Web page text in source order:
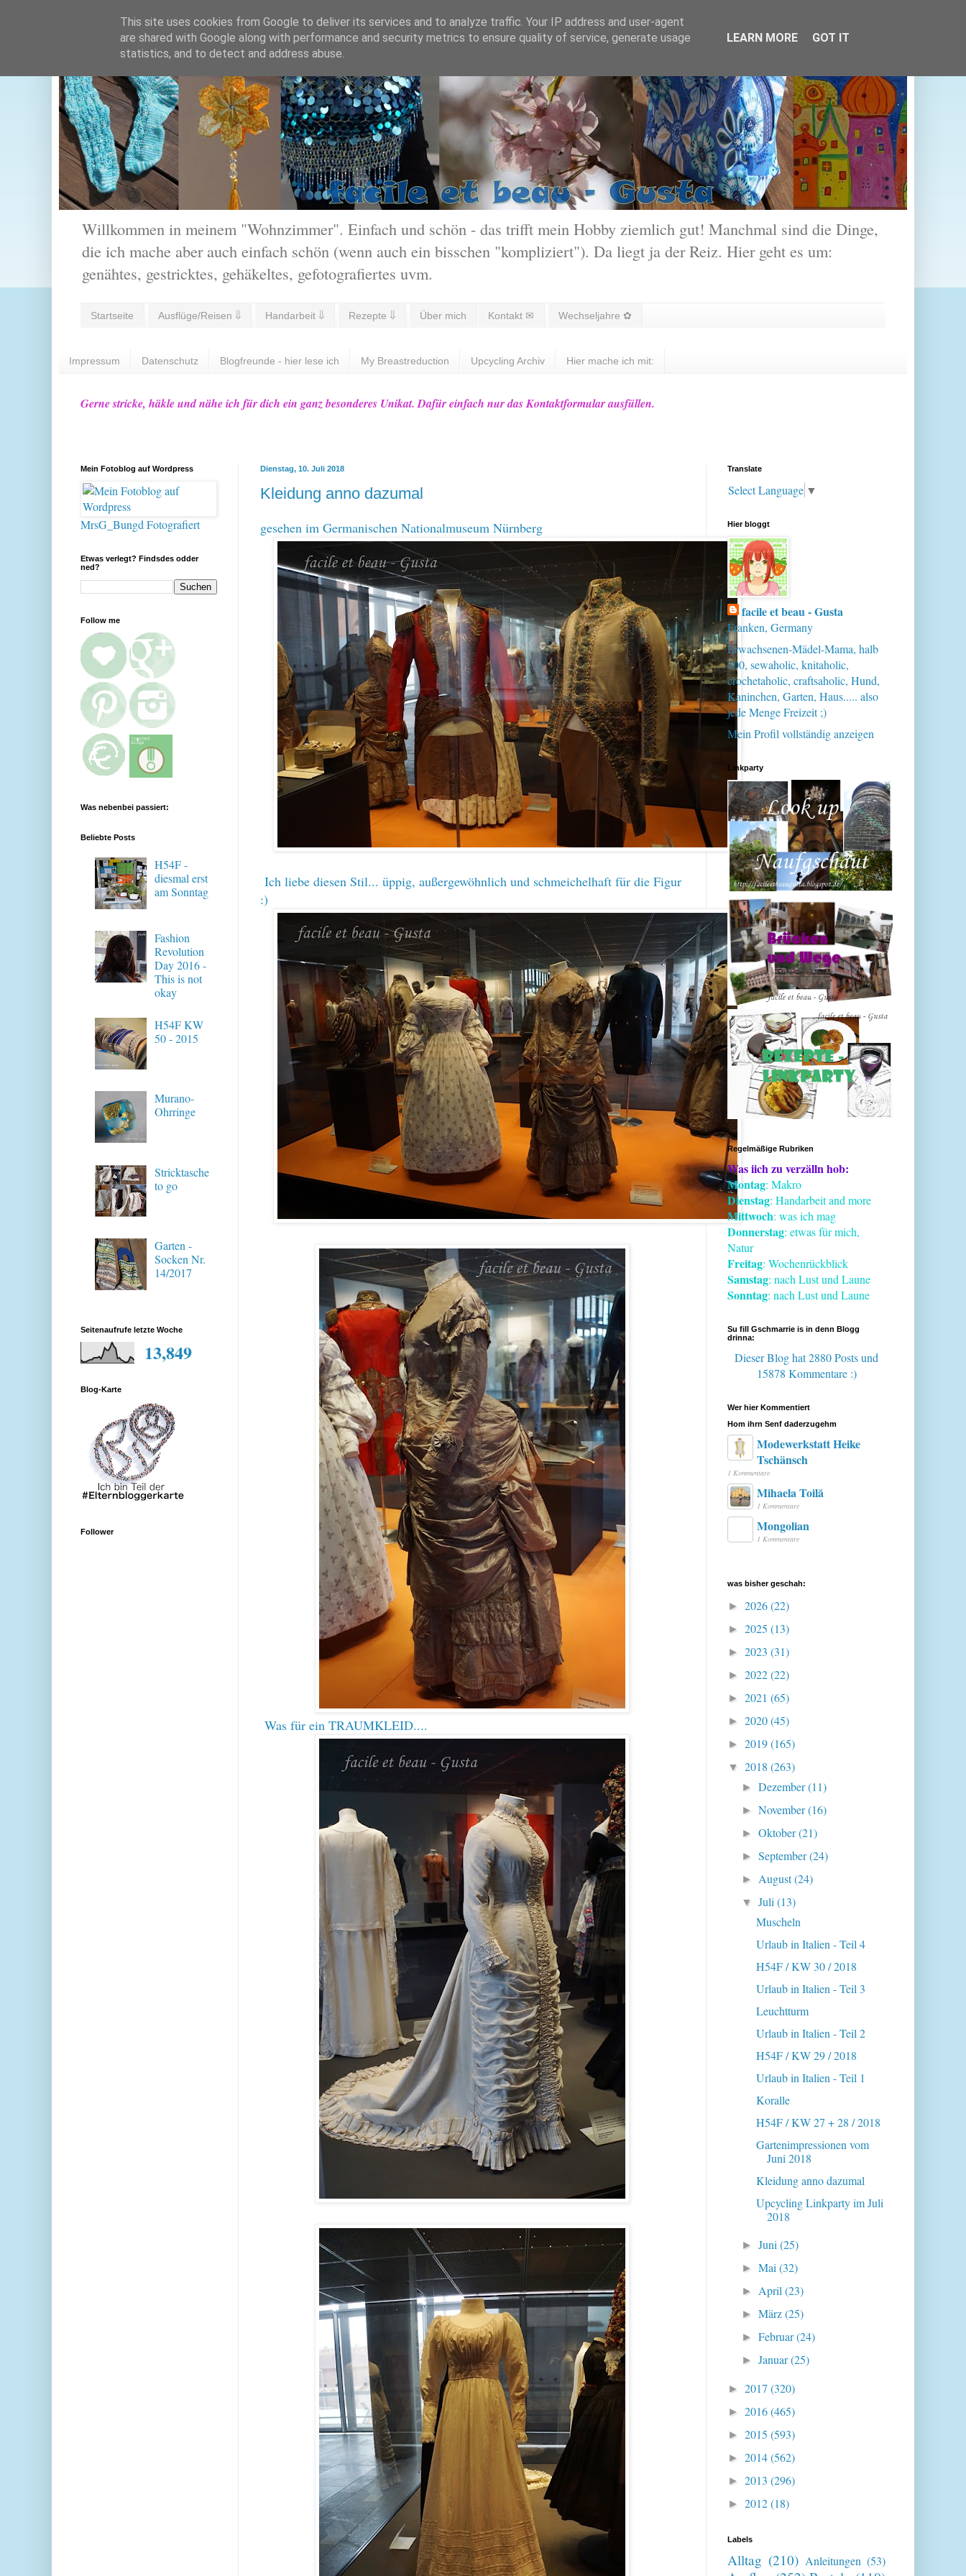
Willkommen in meinem "Wohnzimmer". Einfach und schön - das trifft mein Hobby ziemlich gut! Manchmal sind die Dinge,
die ich mache aber auch einfach schön (wenn auch ein bisschen "kompliziert"). Da liegt ja der Reiz. Hier geht es um:
genähtes, gestricktes, gehäkeltes, gefotografiertes uvm.
Startseite Ausflüge/Reisen ⇓ Handarbeit ⇓ Rezepte ⇓ Über mich Kontakt ✉ Wechseljahre ✿
Impressum Datenschutz Blogfreunde - hier lese ich My Breastreduction Upcycling Archiv Hier mache ich mit:
Gerne stricke, häkle und nähe ich für dich ein ganz besonderes Unikat. Dafür einfach nur das Kontaktformular ausfüllen.
Dienstag, 10. Juli 2018
Kleidung anno dazumal
gesehen im Germanischen Nationalmuseum Nürnberg
Ich liebe diesen Stil... üppig, außergewöhnlich und schmeichelhaft für die Figur
:)
Was für ein TRAUMKLEID....
Mein Fotoblog auf Wordpress
MrsG_Bungd Fotografiert
Etwas verlegt? Findsdes odder
ned?
Follow me
Was nebenbei passiert:
Beliebte Posts
H54F -
diesmal erst
am Sonntag
Fashion
Revolution
Day 2016 -
This is not
okay
H54F KW
50 - 2015
Murano-
Ohrringe
Stricktasche
to go
Garten -
Socken Nr.
14/2017
Seitenaufrufe letzte Woche
13,849
Blog-Karte
Follower
Translate
Select Language ▼
Hier bloggt
facile et beau - Gusta
Franken, Germany
Erwachsenen-Mädel-Mama, halb
100, sewaholic, knitaholic,
crochetaholic, craftsaholic, Hund,
Kaninchen, Garten, Haus..... also
jede Menge Freizeit ;)
Mein Profil vollständig anzeigen
Linkparty
Regelmäßige Rubriken
Was iich zu verzälln hob:
Montag: Makro
Dienstag: Handarbeit and more
Mittwoch: was ich mag
Donnerstag: etwas für mich,
Natur
Freitag: Wochenrückblick
Samstag: nach Lust und Laune
Sonntag: nach Lust und Laune
Su fill Gschmarrie is in denn Blogg
drinna:
Dieser Blog hat 2880 Postsund
15878 Kommentare :)
Wer hier Kommentiert
Hom ihrn Senf daderzugehm
Modewerkstatt Heike
Tschänsch
1 Kommentare
Mihaela Toilă
1 Kommentare
Mongolian
1 Kommentare
was bisher geschah:
► 2026(22)
► 2025 (13)
► 2023 (31)
► 2022(22)
► 2021 (65)
► 2020(45)
► 2019(165)
▼ 2018 (263)
►Dezember(11)
►November(16)
►Oktober(21)
►September(24)
► August(24)
▼Juli(13)
Muscheln
Urlaub in Italien - Teil 4
H54F / KW 30 / 2018
Urlaub in Italien - Teil 3
Leuchtturm
Urlaub in Italien - Teil 2
H54F / KW 29 / 2018
Urlaub in Italien - Teil 1
Koralle
H54F / KW 27 + 28 / 2018
Gartenimpressionen vom
Juni 2018
Kleidung anno dazumal
Upcycling Linkparty im Juli
2018
►Juni(25)
►Mai(32)
► April(23)
►März(25)
►Februar(24)
►Januar(25)
► 2017 (320)
► 2016(465)
► 2015 (593)
► 2014(562)
► 2013 (296)
► 2012(18)
Labels
Alltag (210) Anleitungen (53)
This site uses cookies from Google to deliver its services and to analyze traffic. Your IP address and user-agent
are shared with Google along with performance and security metrics to ensure quality of service, generate usage
statistics, and to detect and address abuse.
LEARN MORE GOT IT